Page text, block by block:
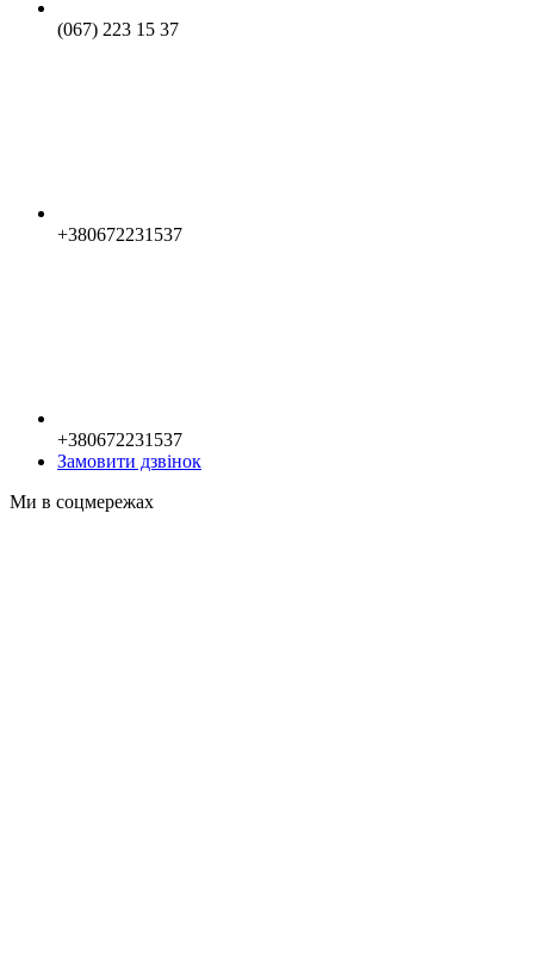
(067) 223 15 37
+380672231537
+380672231537
Замовити дзвінок
Ми в соцмережах